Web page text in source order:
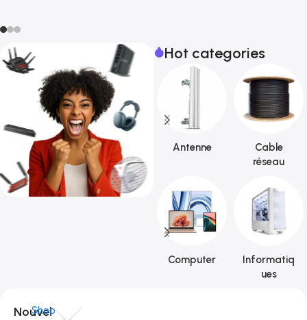
Hot categories
Antenne
Cable
réseau
Computer
Informatiq
ues
Nouvel
Shop